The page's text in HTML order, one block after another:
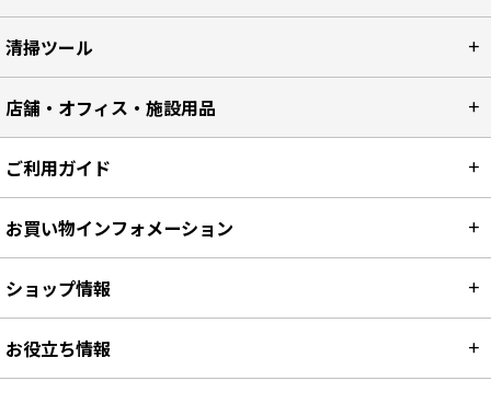
清掃ツール
店舗・オフィス・施設用品
ご利用ガイド
お買い物インフォメーション
ショップ情報
お役立ち情報